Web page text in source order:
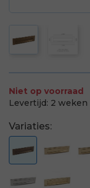
Niet op voorraad
Levertijd: 2 weken
Variaties: